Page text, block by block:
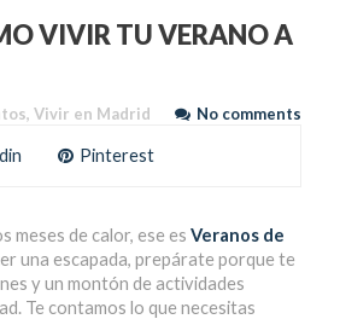
VIVIR TU VERANO A
No comments
, Vivir en Madrid
Pinterest
meses de calor, ese es Veranos de
una escapada, prepárate porque te
y un montón de actividades
Te contamos lo que necesitas